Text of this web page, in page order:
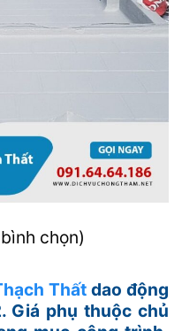
chọn)
Thất dao động
Giá phụ thuộc chủ